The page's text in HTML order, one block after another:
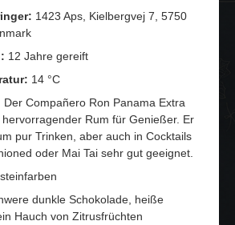
1423 Aps, Kielbergvej 7, 5750
12 Jahre gereift
14 °C
Der Compañero Ron Panama Extra
Rum für Genießer. Er
pur Trinken, aber auch in Cocktails
oder Mai Tai sehr gut geeignet.
dunkle Schokolade, heiße
Hauch von Zitrusfrüchten